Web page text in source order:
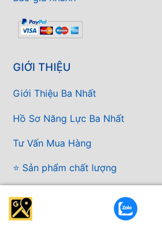
GIỚI THIỆU
Giới Thiệu Ba Nhất
Hồ Sơ Năng Lực Ba Nhất
Tư Vấn Mua Hàng
⭐ Sản phẩm chất lượng
⭐ Giá cả cạnh tranh